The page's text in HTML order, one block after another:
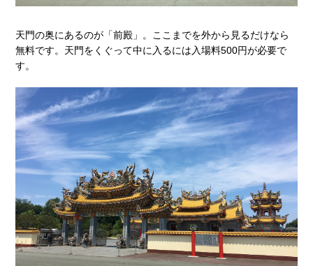
天門の奥にあるのが「前殿」。ここまでを外から見るだけなら
無料です。天門をくぐって中に入るには入場料500円が必要で
す。